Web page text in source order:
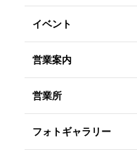
イベント
営業案内
営業所
フォトギャラリー